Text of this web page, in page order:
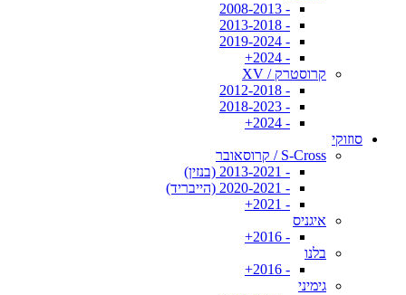
- 2008-2013
- 2013-2018
- 2019-2024
- 2024+
קרוסטרק / XV
- 2012-2018
- 2018-2023
- 2024+
סוזוקי
S-Cross / קרוסאובר
- 2013-2021 (בנזין)
- 2020-2021 (הייבריד)
- 2021+
איגניס
- 2016+
בלנו
- 2016+
גימיני